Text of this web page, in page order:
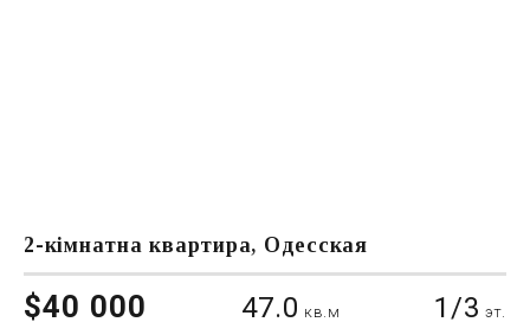
2-кімнатна квартира, Одесская
$40 000 47.0 кв.м 1/3 эт.